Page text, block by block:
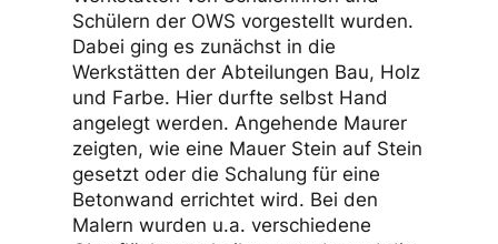
Schülern der OWS vorgestellt wurden.
Dabei ging es zunächst in die
Werkstätten der Abteilungen Bau, Holz
und Farbe. Hier durfte selbst Hand
angelegt werden. Angehende Maurer
zeigten, wie eine Mauer Stein auf Stein
gesetzt oder die Schalung für eine
Betonwand errichtet wird. Bei den
Malern wurden u.a. verschiedene